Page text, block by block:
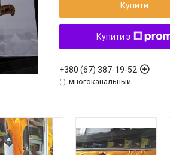
Купити
Купити з
+380 (67) 387-19-52
многоканальный